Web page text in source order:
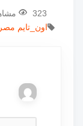
323 مشاهدة
اون_تايم مصر